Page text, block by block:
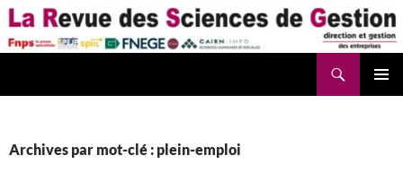
Aller
au
contenu
Archives par mot-clé : plein-emploi